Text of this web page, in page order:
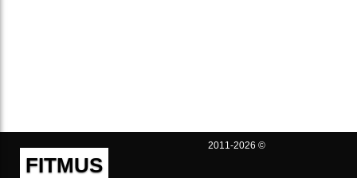
FITMUS
2011-2026 ©